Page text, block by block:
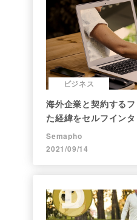
ビジネス
海外企業と契約する
た経緯をセルフイン
Semapho
2021/09/14